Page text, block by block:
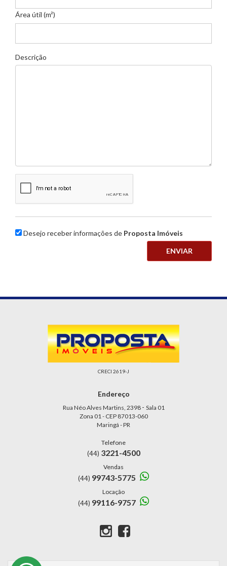
Área útil (m²)
Descrição
Desejo receber informações de Proposta Imóveis
ENVIAR
CRECI 2619-J
Endereço
Rua Néo Alves Martins, 2398 - Sala 01
Zona 01 - CEP 87013-060
Maringá - PR
Telefone
(44) 3221-4500
Vendas
(44) 99743-5775
Locação
(44) 99116-9757